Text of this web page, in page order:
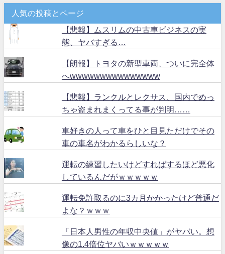
人気の投稿とページ
【悲報】ムスリムの中古車ビジネスの実
態、ヤバすぎる…
【朗報】トヨタの新型車両、ついに完全体
へwwwwwwwwwwwwwww
【悲報】ランクルとレクサス、国内でめっ
ちゃ盗まれまくってる事が判明……
車好きの人って車をひと目見ただけでその
車の車名がわかるらしいな？
運転の練習したいけどすればするほど悪化
しているんだがｗｗｗｗｗ
運転免許取るのに3カ月かかったけど普通だ
よな？ｗｗｗ
「日本人男性の年収中央値」がヤバい。想
像の1.4倍位ヤバいｗｗｗｗｗ